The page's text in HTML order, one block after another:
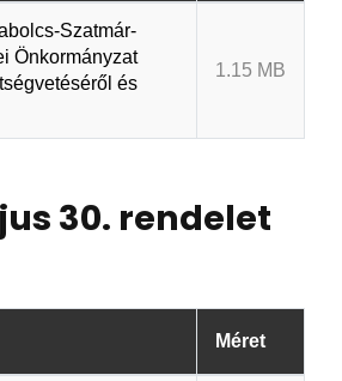
Szatmár-
Önkormányzat
és
1.15 MB
30. rendelet
Méret